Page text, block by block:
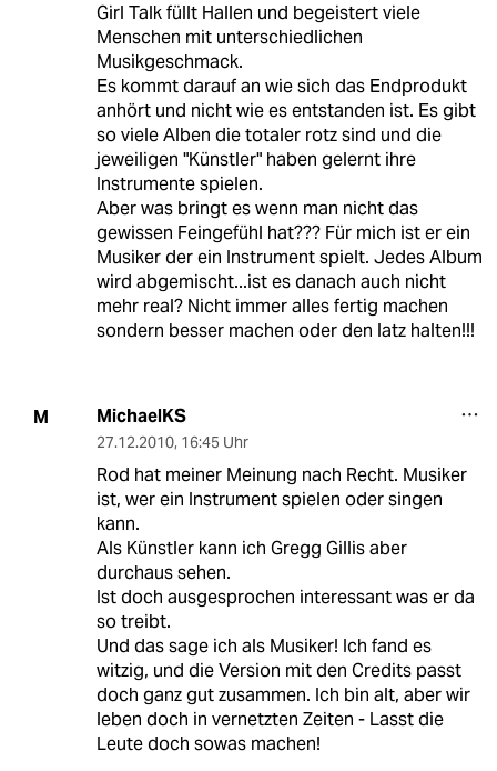
Girl Talk füllt Hallen und begeistert viele
Menschen mit unterschiedlichen
Musikgeschmack.
Es kommt darauf an wie sich das Endprodukt
anhört und nicht wie es entstanden ist. Es gibt
so viele Alben die totaler rotz sind und die
jeweiligen "Künstler" haben gelernt ihre
Instrumente spielen.
Aber was bringt es wenn man nicht das
gewissen Feingefühl hat??? Für mich ist er ein
Musiker der ein Instrument spielt. Jedes Album
wird abgemischt...ist es danach auch nicht
mehr real? Nicht immer alles fertig machen
sondern besser machen oder den latz halten!!!
M MichaelKS
27.12.2010, 16:45 Uhr
Rod hat meiner Meinung nach Recht. Musiker
ist, wer ein Instrument spielen oder singen
kann.
Als Künstler kann ich Gregg Gillis aber
durchaus sehen.
Ist doch ausgesprochen interessant was er da
so treibt.
Und das sage ich als Musiker! Ich fand es
witzig, und die Version mit den Credits passt
doch ganz gut zusammen. Ich bin alt, aber wir
leben doch in vernetzten Zeiten - Lasst die
Leute doch sowas machen!